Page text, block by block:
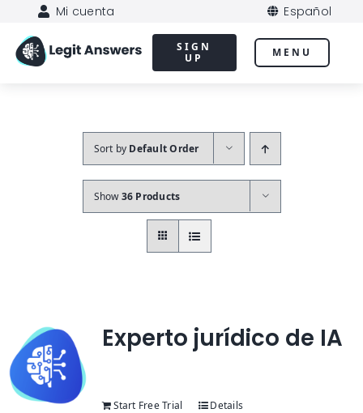
content
Mi cuenta Español
MENU
SIGN
UP
Sort by Default Order
Show36 Products
Experto jurídico de IA
Start Free Trial Details